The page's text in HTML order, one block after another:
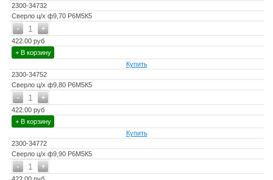
2300-34732
Сверло ц/х ф9,70 Р6М5К5
+
- 1
422.00 руб
+ В корзину
Купить
2300-34752
Сверло ц/х ф9,80 Р6М5К5
+
- 1
422.00 руб
+ В корзину
Купить
2300-34772
Сверло ц/х ф9,90 Р6М5К5
+
- 1